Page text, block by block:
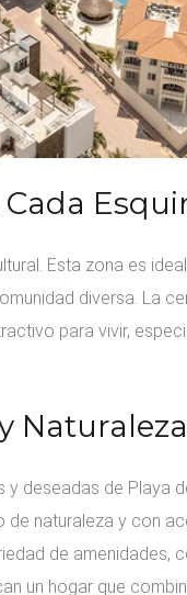
Esta zona es
diversa. La
para vivir,
Naturaleza
deseadas de Playa
naturaleza y con
de amenidades,
un hogar que